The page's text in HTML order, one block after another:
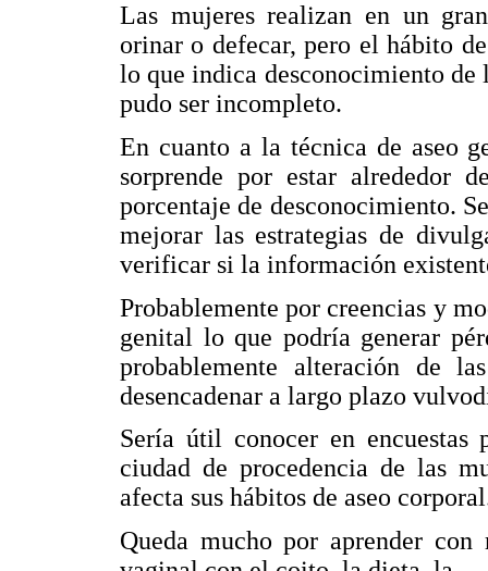
Las mujeres realizan en un
orinar o defecar, pero el hábito
lo que indica desconocimiento de
pudo ser incompleto.
En cuanto a la técnica de aseo
sorprende por estar
porcentaje de desconocimiento.
mejorar las estrategias de
verificar si la información
Probablemente por creencias y
genital lo que podría generar
probablemente alteración de
desencadenar a largo plazo
Sería útil conocer en encuestas
ciudad de procedencia de las
afecta sus hábitos de aseo
Queda mucho por aprender